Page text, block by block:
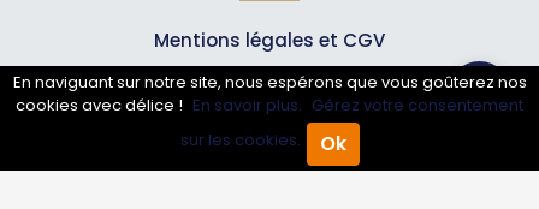
Annuaire Pro Agenda
Mentions légales et CGV
Suivez-nous
En naviguant sur notre site, nous espérons que vous goûterez nos
cookies avec délice ! En savoir plus. Gérez votre consentement
sur les cookies.
Ok